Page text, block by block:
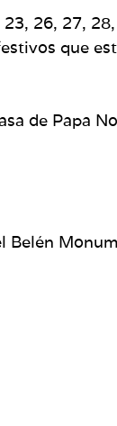
26, 27,
que
de Papa
Belén